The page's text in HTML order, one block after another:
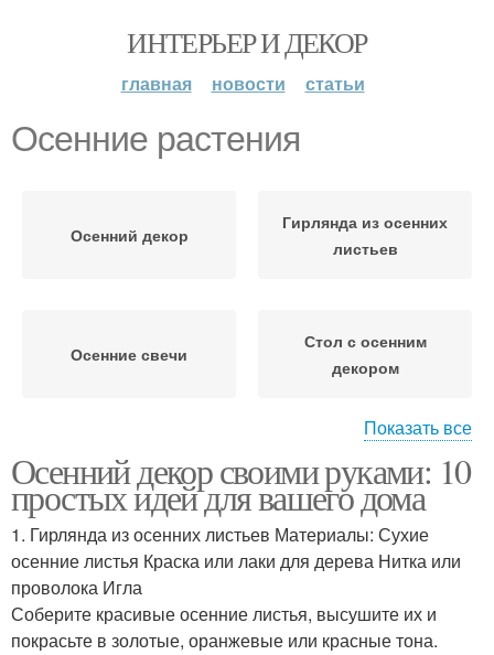
ИНТЕРЬЕР И ДЕКОР
главная новости статьи
Осенние растения
Осенний декор
Гирлянда из осенних
листьев
Осенние свечи
Стол с осенним
декором
Осенние подушки Осенние картины
Материалы для
осеннего декора
Показать все
Осенний декор своими руками: 10
простых идей для вашего дома
1. Гирлянда из осенних листьев Материалы: Сухие
осенние листья Краска или лаки для дерева Нитка или
проволока Игла
Соберите красивые осенние листья, высушите их и
покрасьте в золотые, оранжевые или красные тона.